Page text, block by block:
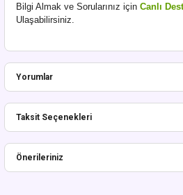
Bilgi Almak ve Sorularınız için Canlı
Ulaşabilirsiniz.
Yorumlar
Bu ürüne ilk yorumu
Taksit Seçenekleri
Önerileriniz